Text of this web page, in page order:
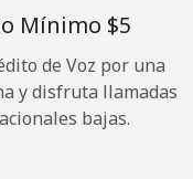
Mínimo ⁦$5⁩
de Voz por una
y disfruta llamadas
bajas.